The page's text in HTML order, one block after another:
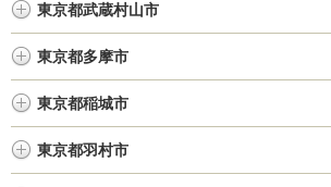
東京都武蔵村山市
東京都多摩市
東京都稲城市
東京都羽村市